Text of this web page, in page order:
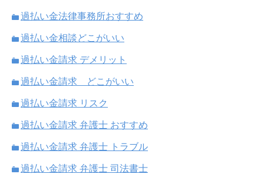
過払い金法律事務所おすすめ
過払い金相談どこがいい
過払い金請求 デメリット
過払い金請求 どこがいい
過払い金請求 リスク
過払い金請求 弁護士 おすすめ
過払い金請求 弁護士 トラブル
過払い金請求 弁護士 司法書士